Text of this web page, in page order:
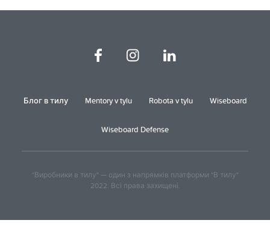
Блог в тилу Mentory v tylu Robota v tylu Wiseboard
Wiseboard Defense
"Виробники в тилу" — один з напрямків платформи "В тилу"
2022. Всі права захищені.